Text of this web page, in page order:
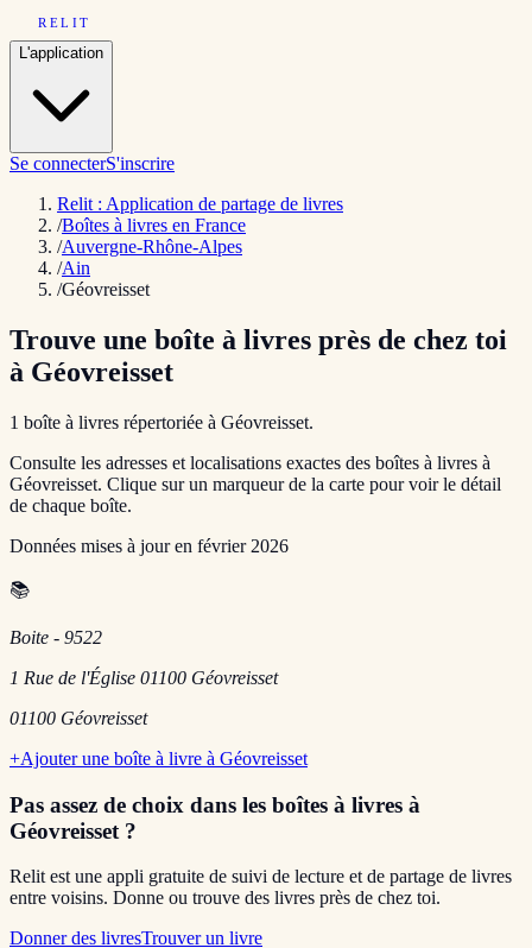
RELIT
L'application
Se connecterS'inscrire
Relit : Application de partage de livres
/Boîtes à livres en France
/Auvergne-Rhône-Alpes
/Ain
/Géovreisset
Trouve une boîte à livres près de chez toi
à Géovreisset
1 boîte à livres répertoriée à Géovreisset.
Consulte les adresses et localisations exactes des boîtes à livres à
Géovreisset. Clique sur un marqueur de la carte pour voir le détail
de chaque boîte.
Données mises à jour en février 2026
📚
Boite - 9522
1 Rue de l'Église 01100 Géovreisset
01100 Géovreisset
+Ajouter une boîte à livre à Géovreisset
Pas assez de choix dans les boîtes à livres à
Géovreisset ?
Relit est une appli gratuite de suivi de lecture et de partage de livres
entre voisins. Donne ou trouve des livres près de chez toi.
Donner des livresTrouver un livre